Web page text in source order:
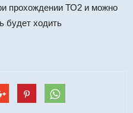
прохождении ТО2 и можно
будет ходить